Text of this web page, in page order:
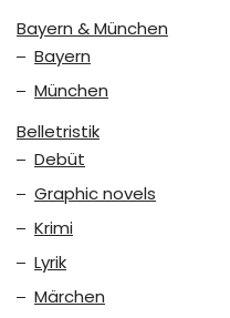
Bayern & München
Bayern
München
Belletristik
Debüt
Graphic novels
Krimi
Lyrik
Märchen